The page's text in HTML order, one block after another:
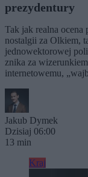
prezydentury
Tak jak realna ocena
nostalgii za Olkiem,
jednowektorowej
znika za
internetowemu,
Jakub Dymek
Dzisiaj 06:00
13 min
Kraj